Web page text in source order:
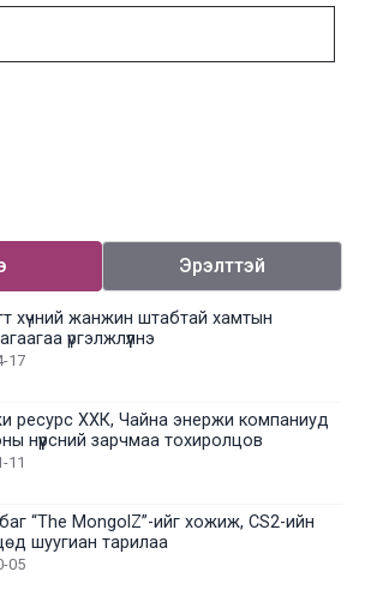
Эрэлттэй
хүчний жанжин штабтай хамтын
үргэлжлүүлнэ
17
ресурс ХХК, Чайна энержи компаниуд
нүүрсний зарчмаа тохиролцов
11
“The MongolZ”-ийг хожиж, CS2-ийн
шуугиан тарилаа
05